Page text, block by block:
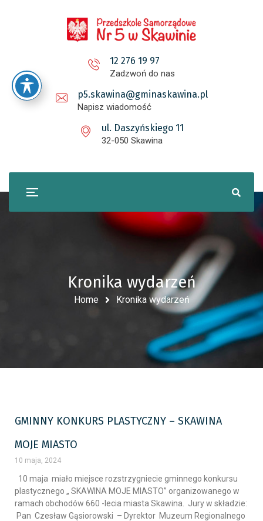
12 276 19 97
Zadzwoń do nas
p5.skawina@gminaskawina.pl
Napisz wiadomość
ul. Daszyńskiego 11
32-050 Skawina
Kronika wydarzeń
Home Kronika wydarzeń
GMINNY KONKURS PLASTYCZNY – SKAWINA
MOJE MIASTO
10 maja, 2024
10 maja miało miejsce rozstrzygniecie gminnego konkursu
plastycznego „ SKAWINA MOJE MIASTO” organizowanego w
ramach obchodów 660 -lecia miasta Skawina. Jury w składzie:
Pan Czesław Gąsiorowski – Dyrektor Muzeum Regionalnego